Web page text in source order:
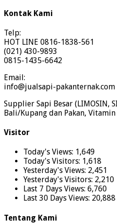
Kontak Kami
Telp:
HOT LINE 0816-1838-561
(021) 430-9893
0815-1435-6642
Email:
info@jualsapi-pakanternak.com
Supplier Sapi Besar (LIMOSIN,
Bali/Kupang dan Pakan,
Visitor
Today's Views: 1,649
Today's Visitors: 1,618
Yesterday's Views: 2,451
Yesterday's Visitors: 2,210
Last 7 Days Views: 6,760
Last 30 Days Views: 20,888
Tentang Kami